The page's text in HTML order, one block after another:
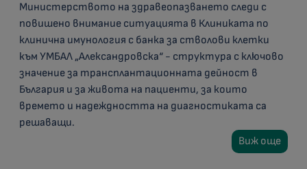
Министерството на здравеопазването следи с
повишено внимание ситуацията в Клиниката по
клинична имунология с банка за стволови клетки
към УМБАЛ „Александровска“ - структура с ключово
значение за трансплантационната дейност в
България и за живота на пациенти, за които
времето и надеждността на диагностиката са
решаващи.
Виж още